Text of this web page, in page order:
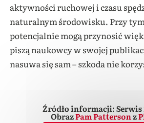
aktywności ruchowej i czasu
naturalnym środowisku. Przy
potencjalnie mogą przynosić
piszą naukowcy w swojej
nasuwa się sam – szkoda nie
Źródło informacji:
ObrazPam Pattersonz